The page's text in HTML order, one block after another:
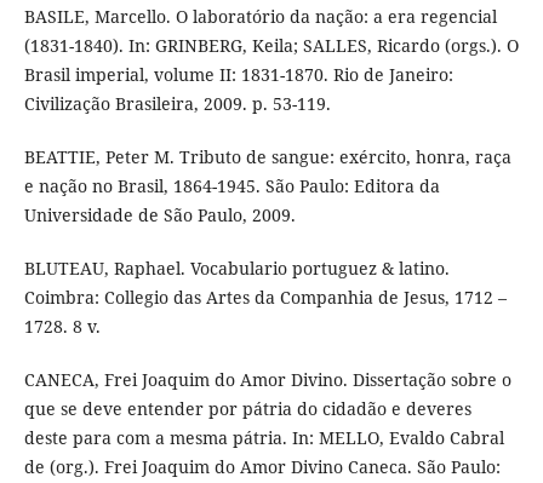
BASILE, Marcello. O laboratório da nação: a era regencial
(1831-1840). In: GRINBERG, Keila; SALLES, Ricardo (orgs.). O
Brasil imperial, volume II: 1831-1870. Rio de Janeiro:
Civilização Brasileira, 2009. p. 53-119.
BEATTIE, Peter M. Tributo de sangue: exército, honra, raça
e nação no Brasil, 1864-1945. São Paulo: Editora da
Universidade de São Paulo, 2009.
BLUTEAU, Raphael. Vocabulario portuguez & latino.
Coimbra: Collegio das Artes da Companhia de Jesus, 1712 –
1728. 8 v.
CANECA, Frei Joaquim do Amor Divino. Dissertação sobre o
que se deve entender por pátria do cidadão e deveres
deste para com a mesma pátria. In: MELLO, Evaldo Cabral
de (org.). Frei Joaquim do Amor Divino Caneca. São Paulo: